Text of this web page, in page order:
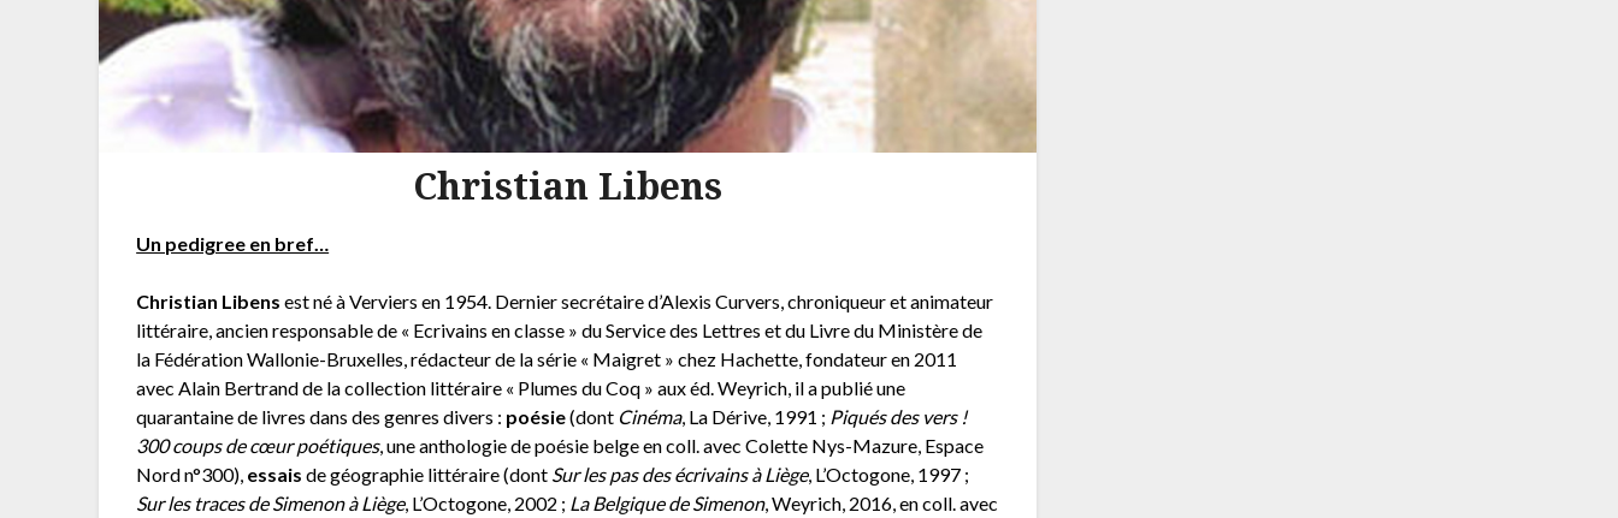
Christian Libens
Un pedigree en bref…
Christian Libens est né à Verviers en 1954. Dernier secrétaire d’Alexis Curvers, chroniqueur et animateur
littéraire, ancien responsable de « Ecrivains en classe » du Service des Lettres et du Livre du Ministère de
la Fédération Wallonie-Bruxelles, rédacteur de la série « Maigret » chez Hachette, fondateur en 2011
avec Alain Bertrand de la collection littéraire « Plumes du Coq » aux éd. Weyrich, il a publié une
quarantaine de livres dans des genres divers : poésie(dont Cinéma, La Dérive, 1991 ; Piqués des vers !
300 coups de cœur poétiques, une anthologie de poésie belge en coll. avec Colette Nys-Mazure, Espace
Nord n°300), essais de géographie littéraire (dont Sur les pas des écrivains à Liège, L’Octogone, 1997 ;
Sur les traces de Simenon à Liège, L’Octogone, 2002 ; La Belgique de Simenon, Weyrich, 2016, en coll. avec